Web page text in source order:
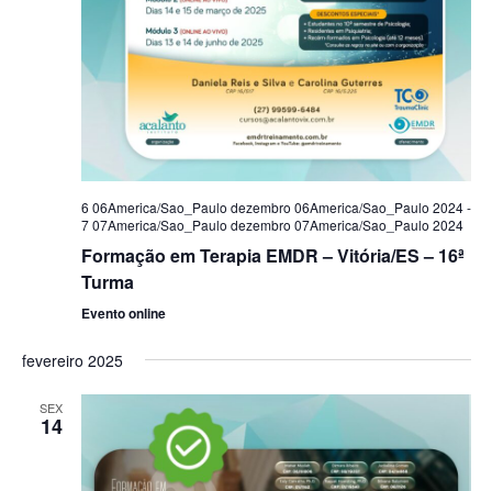
6 06America/Sao_Paulo dezembro 06America/Sao_Paulo 2024-
7 07America/Sao_Paulo dezembro 07America/Sao_Paulo 2024
Formação em Terapia EMDR – Vitória/ES – 16ª
Turma
Evento online
fevereiro 2025
SEX
14